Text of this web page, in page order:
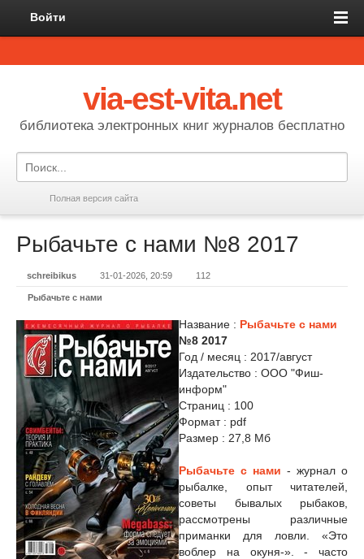
Войти
via-est-vita.net
библиотека электронных книг журналов бесплатно
Полная версия сайта
Рыбачьте с нами №8 2017
schreibikus 31-01-2026, 20:59 112
Рыбачьте с нами
Название : Рыбачьте с нами
№8 2017
Год / месяц : 2017/август
Издательство : ООО "Фиш-
информ"
Страниц : 100
Формат : pdf
Размер : 27,8 Мб
Рыбачьте с нами - журнал о
рыбалке, опыт читателей,
советы бывалых рыбаков,
рассмотрены различные
приманки для ловли.
«Это
воблер на окуня-». - часто